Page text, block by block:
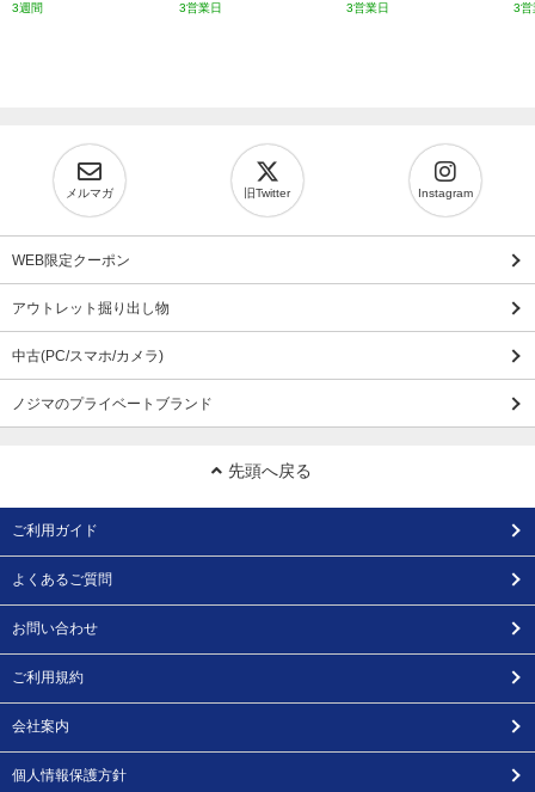
3週間
3営業日
3営業日
3営
メルマガ 旧Twitter Instagram
WEB限定クーポン
アウトレット掘り出し物
中古(PC/スマホ/カメラ)
ノジマのプライベートブランド
先頭へ戻る
ご利用ガイド
よくあるご質問
お問い合わせ
ご利用規約
会社案内
個人情報保護方針